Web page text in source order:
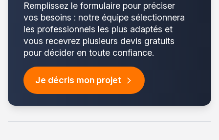
Remplissez le formulaire pour préciser
vos besoins : notre équipe sélectionnera
les professionnels les plus adaptés et
vous recevrez plusieurs devis gratuits
pour décider en toute confiance.
Je décris mon projet